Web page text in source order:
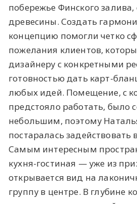
побережье Финского залива,
древесины. Создать
концепцию помогли четко
пожелания клиентов,
дизайнеру с конкретными
готовностью дать карт-
любых идей. Помещение, с
предстояло работать, было
небольшим, поэтому
постаралась задействовать
Самым интересным
кухня-гостиная — уже из
открывается вид на
группу в центре. В глубине